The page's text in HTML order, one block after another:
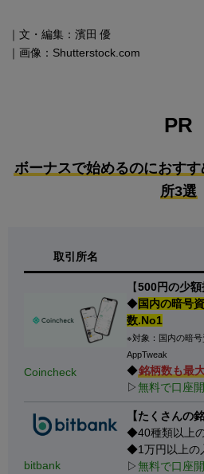
｜文・編集：濱田 優
｜画像：Shutterstock.com
PR
ボーナスで始めるのにおすす
所3選
取引所名
Coincheck
【500円の少額
◆国内の暗号
数.No1
※対象：国内の暗号
AppTweak
◆銘柄数も最
▷無料で口座
bitbank
【たくさんの
◆40種類以上
◆1万円以上の
▷無料で口座